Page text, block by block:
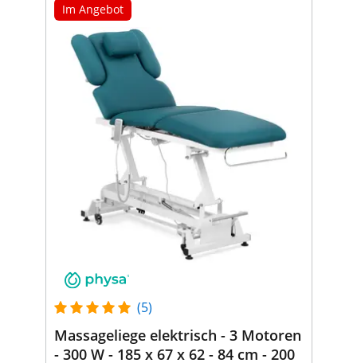
Im Angebot
(5)
Massageliege elektrisch - 3 Motoren
- 300 W - 185 x 67 x 62 - 84 cm - 200